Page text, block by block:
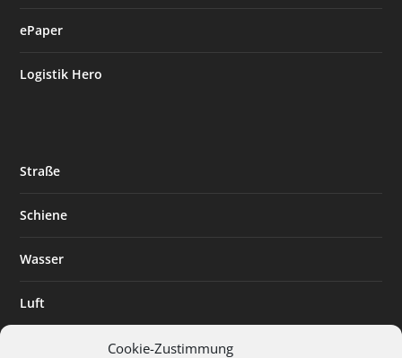
Cookie-Zustimmung
ePaper
Logistik Hero
Straße
Schiene
Wasser
Luft